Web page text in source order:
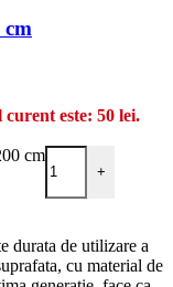
cm
curent este: 50 lei.
cm
+
durata de utilizare a
cu material de